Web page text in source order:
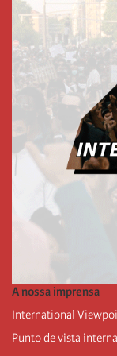
A nossa imprensa
International
Punto de vista